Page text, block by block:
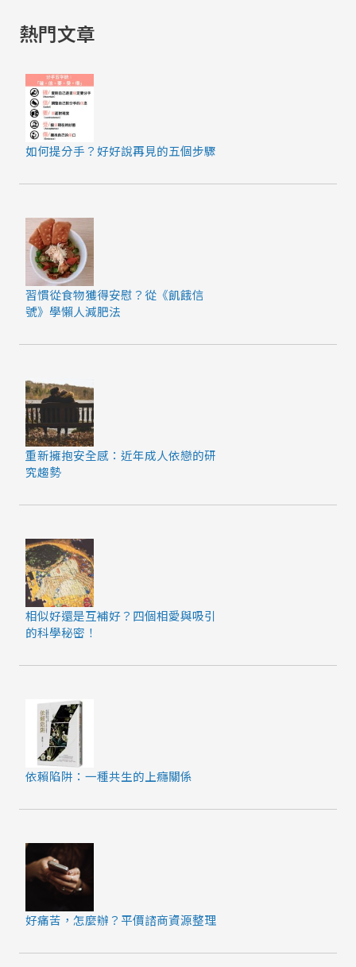
岸
熱門文章
如何提分手？好好說再見的五個步驟
習慣從食物獲得安慰？從《飢餓信
號》學懶人減肥法
重新擁抱安全感：近年成人依戀的研
究趨勢
相似好還是互補好？四個相愛與吸引
的科學秘密！
依賴陷阱：一種共生的上癮關係
好痛苦，怎麼辦？平價諮商資源整理